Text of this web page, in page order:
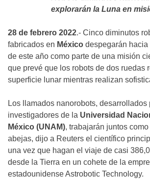
explorarán la Luna en
28 de febrero 2022.- Cinco diminutos
fabricados en México despegarán hacia
de este año como parte de una misión
que prevé que los robots de dos ruedas
superficie lunar mientras realizan
Los llamados nanorobots, desarrollados
investigadores de la Universidad
México (UNAM), trabajarán juntos
abejas, dijo a Reuters el científico
una vez que hagan el viaje de casi
desde la Tierra en un cohete de la
estadounidense Astrobotic Technology.